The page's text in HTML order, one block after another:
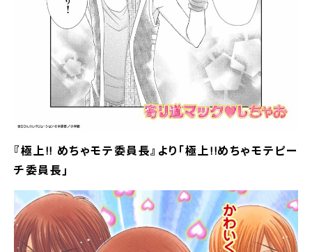
『極上!! めちゃモテ委員長』より｢極上!!めちゃモテピー
チ委員長｣